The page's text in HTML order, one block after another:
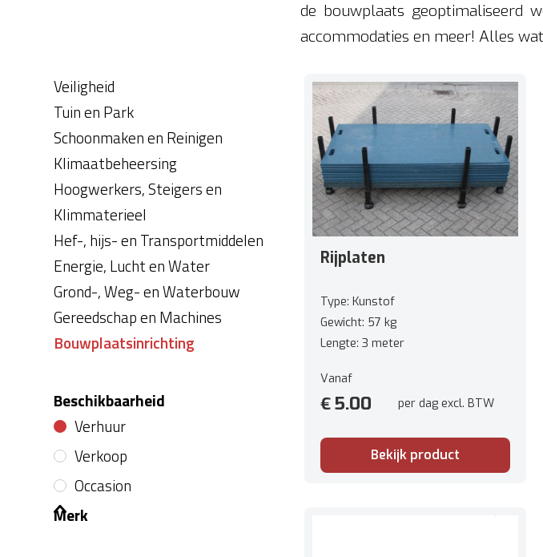
de bouwplaats geoptimaliseerd
accommodaties en meer! Alles
Veiligheid
Tuin en Park
Schoonmaken en Reinigen
Klimaatbeheersing
Hoogwerkers, Steigers en
Klimmaterieel
Hef-, hijs- en Transportmiddelen
Energie, Lucht en Water
Grond-, Weg- en Waterbouw
Gereedschap en Machines
Bouwplaatsinrichting
Beschikbaarheid
Verhuur
Verkoop
Occasion
Merk
Rijplaten
Type: Kunstof
Gewicht: 57 kg
Lengte: 3 meter
Dikte: 2 cm
Vanaf
€5.00 per dag excl. BTW
Bekijk product